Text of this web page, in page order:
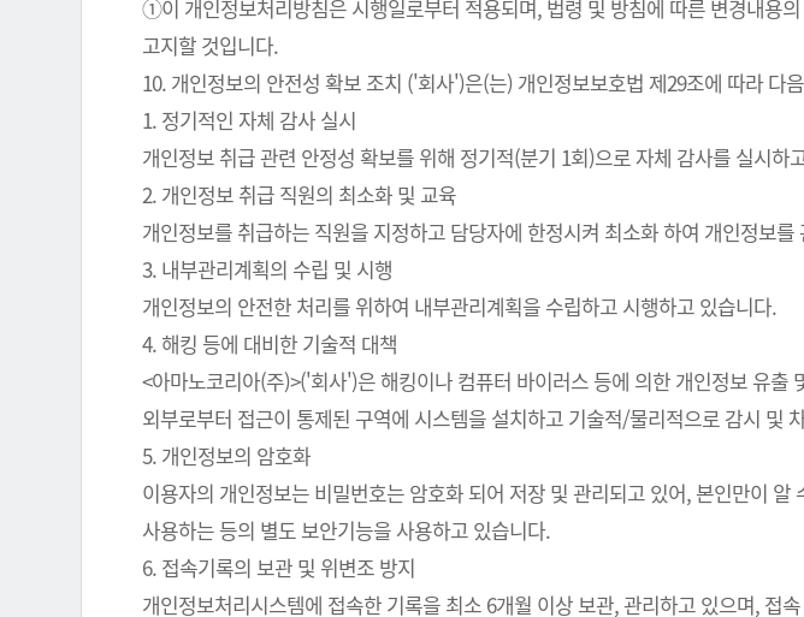
①이 개인정보처리방침은 시행일로부터 적용되며, 법령 및 방침에 따른 변경내용
고지할 것입니다.
10. 개인정보의 안전성 확보 조치 ('회사')은(는) 개인정보보호법 제29조에 따라
1. 정기적인 자체 감사 실시
개인정보 취급 관련 안정성 확보를 위해 정기적(분기 1회)으로 자체 감사를 실시하
2. 개인정보 취급 직원의 최소화 및 교육
개인정보를 취급하는 직원을 지정하고 담당자에 한정시켜 최소화 하여 개인정보
3. 내부관리계획의 수립 및 시행
개인정보의 안전한 처리를 위하여 내부관리계획을 수립하고 시행하고 있습니다.
4. 해킹 등에 대비한 기술적 대책
<아마노코리아(주)>('회사')은 해킹이나 컴퓨터 바이러스 등에 의한 개인정보 유
외부로부터 접근이 통제된 구역에 시스템을 설치하고 기술적/물리적으로 감시 및
5. 개인정보의 암호화
이용자의 개인정보는 비밀번호는 암호화 되어 저장 및 관리되고 있어, 본인만이
사용하는 등의 별도 보안기능을 사용하고 있습니다.
6. 접속기록의 보관 및 위변조 방지
개인정보처리시스템에 접속한 기록을 최소 6개월 이상 보관, 관리하고 있으며, 접